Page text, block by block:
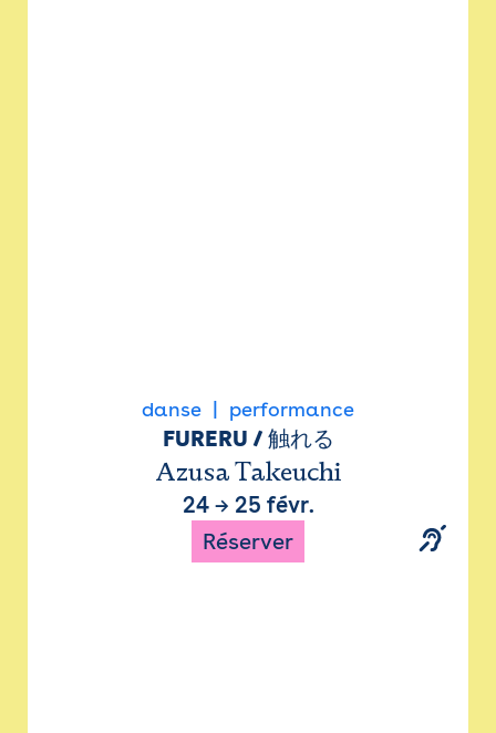
danse performance
FURERU / 触れる
Azusa Takeuchi
24→ 25 févr.
Réserver